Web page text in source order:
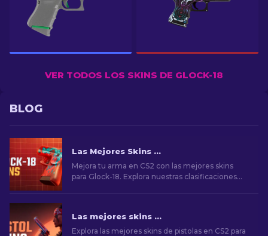
VER TODOS LOS SKINS DE GLOCK-18
BLOG
Las Mejores Skins de Glock-18 en CS2: Lista Completa (2026)
Mejora tu arma en CS2 con las mejores skins
para Glock-18. Explora nuestras clasificaciones
Las mejores skins de pistolas en CS2 [2026]
Explora las mejores skins de pistolas en CS2 para